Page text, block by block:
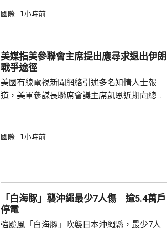
合空襲後，會見過任何伊朗政府成員。他病情
袖後，一直未有公開露面 ，亦沒有出席上月哈
梅內伊的葬禮活動。
國際 1小時前
美媒指美參聯會主席提出應尋求退出伊朗
戰爭途徑
美國有線電視新聞網絡引述多名知情人士報
道，美軍參謀長聯席會議主席凱恩近期向總統
討，表達對升級伊朗軍事行動的憂慮，並提出
可能實現。他們希望讓特朗普意識到，即便是
小規模的軍事升級也可能引發負面效應，...
國際 1小時前
「白海豚」襲沖繩最少7人傷 逾5.4萬戶
停電
強颱風「白海豚」吹襲日本沖繩縣，最少7人